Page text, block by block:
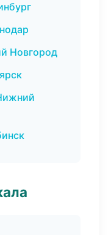
Новгород